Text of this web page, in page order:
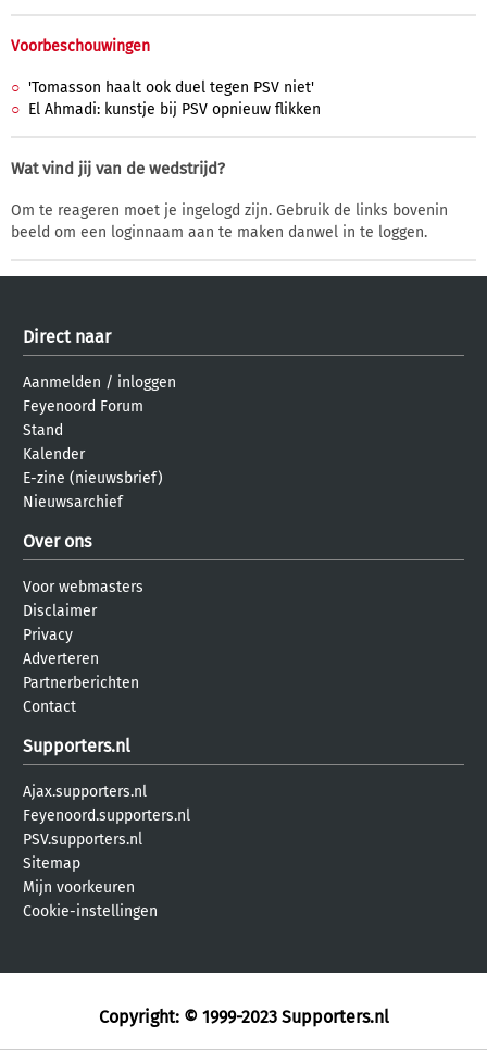
Voorbeschouwingen
'Tomasson haalt ook duel tegen PSV niet'
El Ahmadi: kunstje bij PSV opnieuw flikken
Wat vind jij van de wedstrijd?
Om te reageren moet je ingelogd zijn. Gebruik de links bovenin
beeld om een loginnaam aan te maken danwel in te loggen.
Direct naar
Aanmelden / inloggen
Feyenoord Forum
Stand
Kalender
E-zine (nieuwsbrief)
Nieuwsarchief
Over ons
Voor webmasters
Disclaimer
Privacy
Adverteren
Partnerberichten
Contact
Supporters.nl
Ajax.supporters.nl
Feyenoord.supporters.nl
PSV.supporters.nl
Sitemap
Mijn voorkeuren
Cookie-instellingen
Copyright: © 1999-2023 Supporters.nl